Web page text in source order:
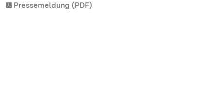
Pressemeldung (PDF)